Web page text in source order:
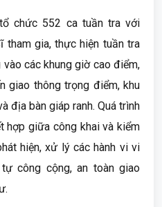
chức 552 ca tuần tra với
tham gia, thực hiện tuần tra
các khung giờ cao điểm,
giao thông trọng điểm, khu
địa bàn giáp ranh. Quá trình
hợp giữa công khai và kiểm
hiện, xử lý các hành vi vi
công cộng, an toàn giao